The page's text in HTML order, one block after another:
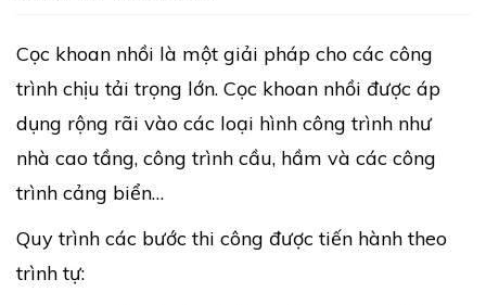
Cọc khoan nhồi là một giải pháp cho các công
trình chịu tải trọng lớn. Cọc khoan nhồi được áp
dụng rộng rãi vào các loại hình công trình như
nhà cao tầng, công trình cầu, hầm và các công
trình cảng biển…
Quy trình các bước thi công được tiến hành theo
trình tự: